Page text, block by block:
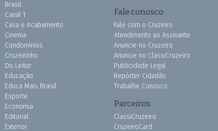
Brasil
Canal 1
Casa e Acabamento
Cinema
Condomínios
Cruzeirinho
Do Leitor
Educação
Educa Mais Brasil
Esporte
Economia
Editorial
Exterior
Fale conosco
Fale com o Cruzeiro
Atendimento ao Assinante
Anuncie no Cruzeiro
Anuncie no ClassiCruzeiro
Publicidade Legal
Repórter Cidadão
Trabalhe Conosco
Parceiros
ClassiCruzeiro
CruzeiroCard